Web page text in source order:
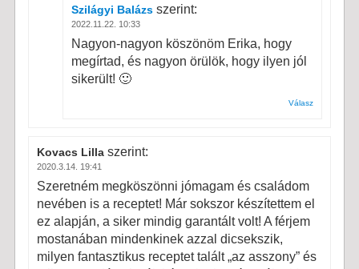
Szilágyi Balázs szerint:
2022.11.22. 10:33
Nagyon-nagyon köszönöm Erika, hogy
megírtad, és nagyon örülök, hogy ilyen jól
sikerült! 🙂
Válasz
Kovacs Lilla szerint:
2020.3.14. 19:41
Szeretném megköszönni jómagam és családom
nevében is a receptet! Már sokszor készítettem el
ez alapján, a siker mindig garantált volt! A férjem
mostanában mindenkinek azzal dicsekszik,
milyen fantasztikus receptet talált „az asszony” és